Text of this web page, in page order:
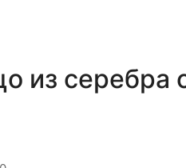
из серебра